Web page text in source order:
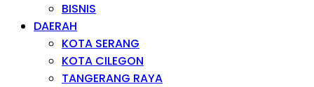
BISNIS
DAERAH
KOTA SERANG
KOTA CILEGON
TANGERANG RAYA